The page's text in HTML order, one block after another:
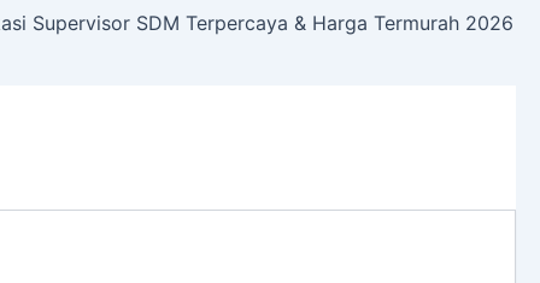
Supervisor SDM Terpercaya & Harga Termurah 2026